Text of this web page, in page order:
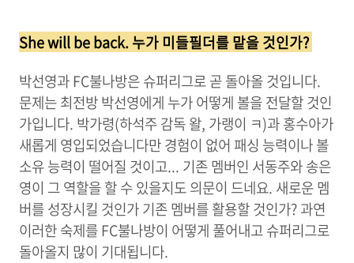
She will be back. 누가 미들필더를 맡을 것인가?
박선영과 FC불나방은 슈퍼리그로 곧 돌아올 것입니다.
문제는 최전방 박선영에게 누가 어떻게 볼을 전달할 것인
가입니다. 박가령(하석주 감독 왈, 가랭이 ㅋ)과 홍수아가
새롭게 영입되었습니다만 경험이 없어 패싱 능력이나 볼
소유 능력이 떨어질 것이고... 기존 멤버인 서동주와 송은
영이 그 역할을 할 수 있을지도 의문이 드네요. 새로운 멤
버를 성장시킬 것인가 기존 멤버를 활용할 것인가? 과연
이러한 숙제를 FC불나방이 어떻게 풀어내고 슈퍼리그로
돌아올지 많이 기대됩니다.